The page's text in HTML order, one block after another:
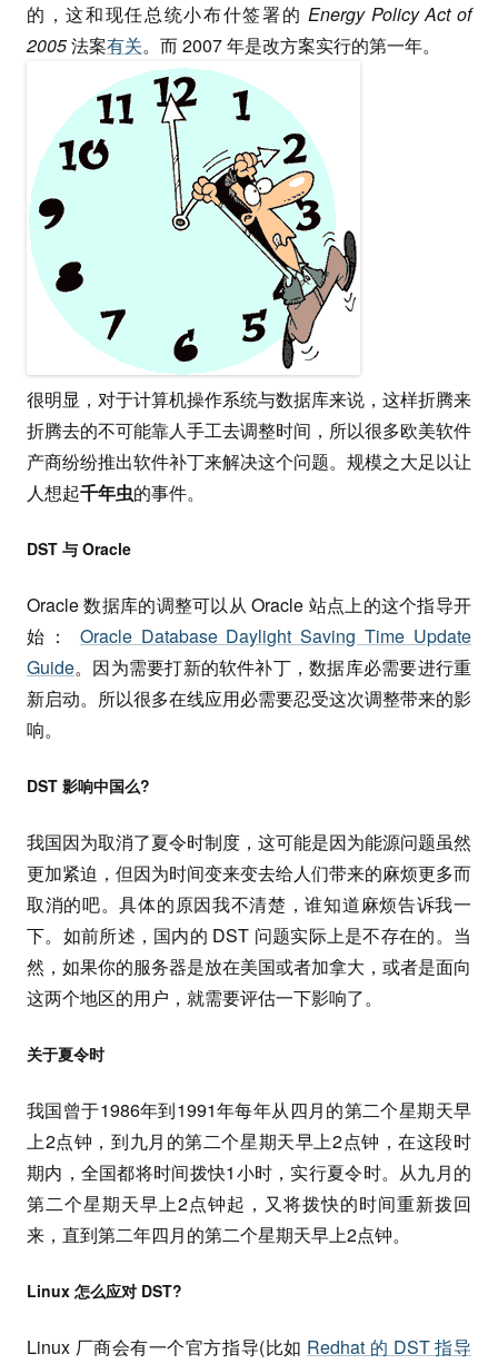
的，这和现任总统小布什签署的 Energy Policy Act of
2005法案有关。而 2007 年是改方案实行的第一年。
很明显，对于计算机操作系统与数据库来说，这样折腾来
折腾去的不可能靠人手工去调整时间，所以很多欧美软件
产商纷纷推出软件补丁来解决这个问题。规模之大足以让
人想起千年虫的事件。
DST 与 Oracle
Oracle 数据库的调整可以从 Oracle 站点上的这个指导开
始： Oracle Database Daylight Saving Time Update
Guide。因为需要打新的软件补丁，数据库必需要进行重
新启动。所以很多在线应用必需要忍受这次调整带来的影
响。
DST 影响中国么?
我国因为取消了夏令时制度，这可能是因为能源问题虽然
更加紧迫，但因为时间变来变去给人们带来的麻烦更多而
取消的吧。具体的原因我不清楚，谁知道麻烦告诉我一
下。如前所述，国内的 DST 问题实际上是不存在的。当
然，如果你的服务器是放在美国或者加拿大，或者是面向
这两个地区的用户，就需要评估一下影响了。
关于夏令时
我国曾于1986年到1991年每年从四月的第二个星期天早
上2点钟，到九月的第二个星期天早上2点钟，在这段时
期内，全国都将时间拨快1小时，实行夏令时。从九月的
第二个星期天早上2点钟起，又将拨快的时间重新拨回
来，直到第二年四月的第二个星期天早上2点钟。
Linux 怎么应对 DST?
Linux 厂商会有一个官方指导(比如 Redhat 的 DST 指导